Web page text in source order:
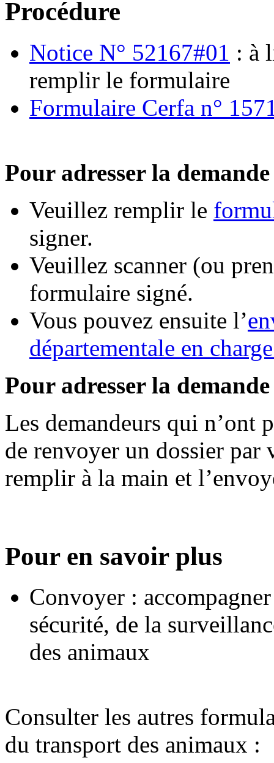
Procédure
Notice N° 52167#01 : à
remplir le formulaire
Formulaire Cerfa n°
Pour adresser la
Veuillez remplir le
signer.
Veuillez scanner (ou
formulaire signé.
Vous pouvez ensuite l’
départementale en
Pour adresser la
Les demandeurs qui n’ont
de renvoyer un dossier
remplir à la main et
Pour en savoir plus
Convoyer :
sécurité, de la
des animaux
Consulter les autres
du transport des animaux :